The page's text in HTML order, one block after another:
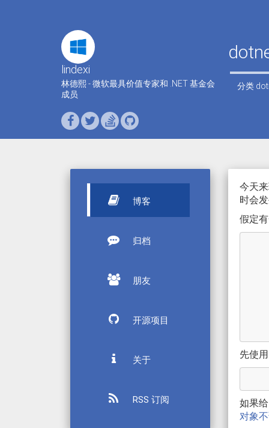
lindexi
林德熙 - 微软最具价值专家和 .NET 基金会
成员
分类
博客
归档
朋友
开源项目
关于
RSS 订阅
今天
时会
假定
先使
如果
对象